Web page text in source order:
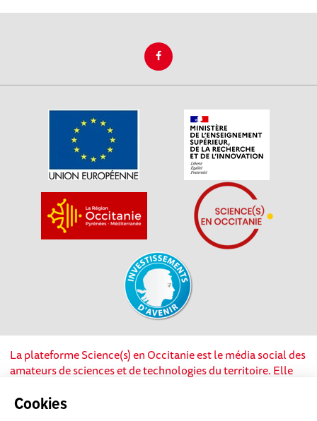
Cookies
La plateforme Science(s) en Occitanie est le média social des
amateurs de sciences et de technologies du territoire. Elle
soutien de nombreux acteurs locaux. Ce projet est cofinancé